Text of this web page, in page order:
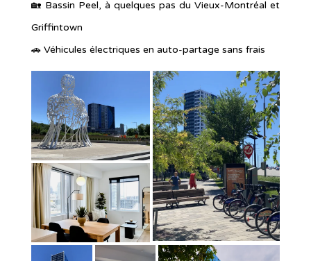
🏡 Bassin Peel, à quelques pas du Vieux-Montréal et
Griffintown
🚗 Véhicules électriques en auto-partage sans frais